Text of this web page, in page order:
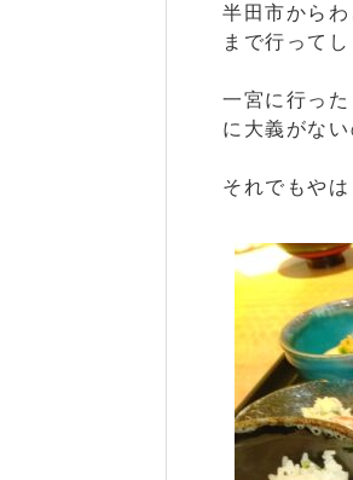
半田市から
まで行ってし
一宮に行っ
に大義がな
それでもや